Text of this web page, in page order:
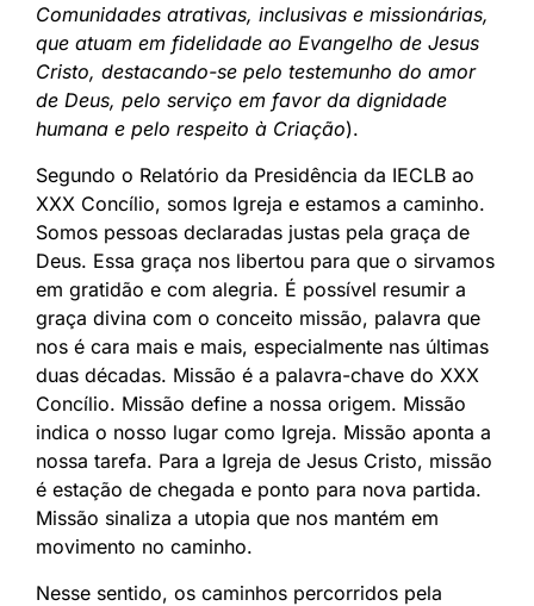
Comunidades atrativas, inclusivas e missionárias,
que atuam em fidelidade ao Evangelho de Jesus
Cristo, destacando-se pelo testemunho do amor
de Deus, pelo serviço em favor da dignidade
humana e pelo respeito à Criação).
Segundo o Relatório da Presidência da IECLB ao
XXX Concílio, somos Igreja e estamos a caminho.
Somos pessoas declaradas justas pela graça de
Deus. Essa graça nos libertou para que o sirvamos
em gratidão e com alegria. É possível resumir a
graça divina com o conceito missão, palavra que
nos é cara mais e mais, especialmente nas últimas
duas décadas. Missão é a palavra-chave do XXX
Concílio. Missão define a nossa origem. Missão
indica o nosso lugar como Igreja. Missão aponta a
nossa tarefa. Para a Igreja de Jesus Cristo, missão
é estação de chegada e ponto para nova partida.
Missão sinaliza a utopia que nos mantém em
movimento no caminho.
Nesse sentido, os caminhos percorridos pela